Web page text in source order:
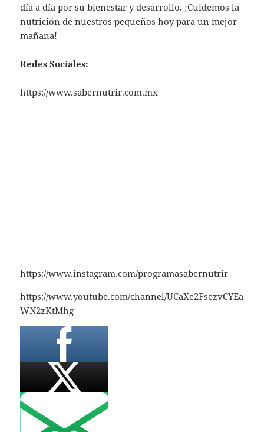
día a día por su bienestar y desarrollo. ¡Cuidemos la
nutrición de nuestros pequeños hoy para un mejor
mañana!
Redes Sociales:
https://www.sabernutrir.com.mx
https://www.instagram.com/programasabernutrir
https://www.youtube.com/channel/UCaXe2FsezvCYEa
WN2zKtMhg